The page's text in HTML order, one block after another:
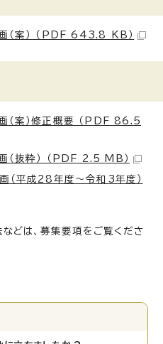
（案） （PDF 643.8 KB）
（案）修正概要 （PDF 86.5
（抜粋） （PDF 2.5 MB）
（平成28年度～令和3年度）
どは、募集要項をご覧くださ